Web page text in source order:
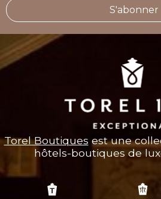
S'abonner
Torel Boutiques est une
hôtels-boutiques de